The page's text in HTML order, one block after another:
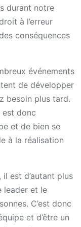
durant notre
à l’erreur
conséquences
événements
de développer
besoin plus tard.
est donc
et de bien se
à la réalisation
est d’autant plus
leader et le
C’est donc
et d’être un